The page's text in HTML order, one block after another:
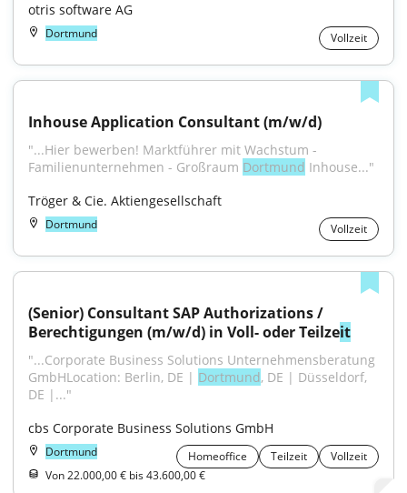
otris software AG
Dortmund Vollzeit
Inhouse Application Consultant (m/w/d)
"...Hier bewerben! Marktführer mit Wachstum -
Familienunternehmen - Großraum Dortmund Inhouse..."
Tröger & Cie. Aktiengesellschaft
Dortmund Vollzeit
(Senior) Consultant SAP Authorizations /
Berechtigungen (m/w/d) in Voll- oder Teilzeit
"...Corporate Business Solutions Unternehmensberatung
GmbHLocation: Berlin, DE | Dortmund, DE | Düsseldorf,
DE |..."
cbs Corporate Business Solutions GmbH
Dortmund Homeoffice Teilzeit
Vollzeit
Von 22.000,00 € bis 43.600,00 €